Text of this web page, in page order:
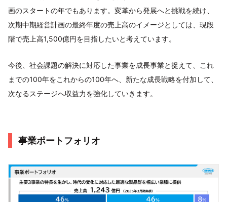
画のスタートの年でもあります。変革から発展へと挑戦を続け、
次期中期経営計画の最終年度の売上高のイメージとしては、現段
階で売上高1,500億円を目指したいと考えています。
今後、社会課題の解決に対応した事業を成長事業と捉えて、これ
までの100年をこれからの100年へ、新たな成長戦略を付加して、
次なるステージへ収益力を強化していきます。
事業ポートフォリオ